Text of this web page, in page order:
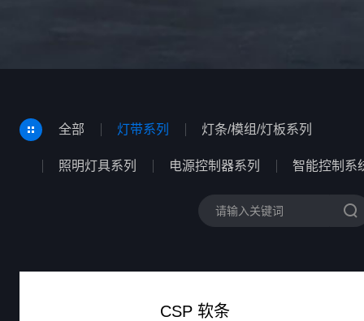
全部 灯带系列 灯条/模组/灯板系列
照明灯具系列 电源控制器系列 智能控制系
CSP 软条